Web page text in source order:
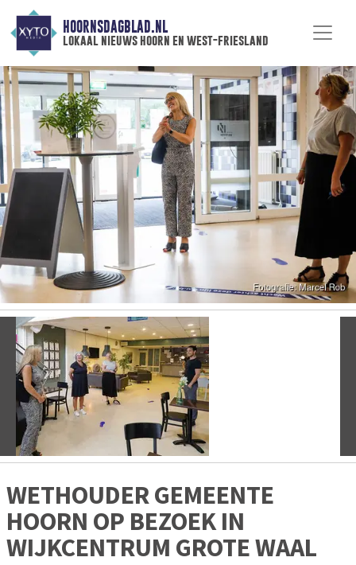
HOORNSDAGBLAD.NL
lokaal nieuws hoorn en west-friesland
Vorige
WETHOUDER GEMEENTE
HOORN OP BEZOEK IN
WIJKCENTRUM GROTE WAAL